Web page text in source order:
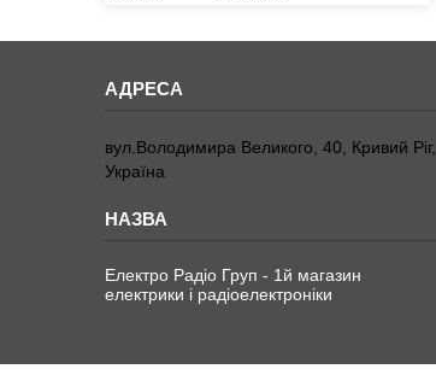
вул.Володимира Великого, 40, Кривий Ріг,
Україна
Електро Радіо Груп - 1й магазин
електрики і радіоелектроніки